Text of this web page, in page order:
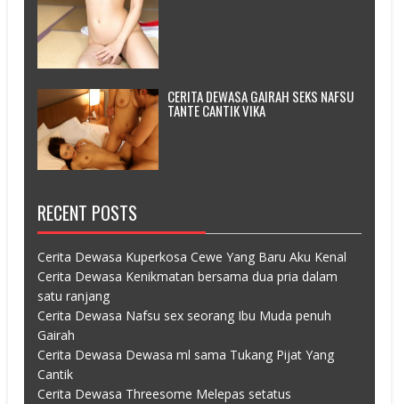
CERITA DEWASA GAIRAH SEKS NAFSU
TANTE CANTIK VIKA
RECENT POSTS
Cerita Dewasa Kuperkosa Cewe Yang Baru Aku Kenal
Cerita Dewasa Kenikmatan bersama dua pria dalam
satu ranjang
Cerita Dewasa Nafsu sex seorang Ibu Muda penuh
Gairah
Cerita Dewasa Dewasa ml sama Tukang Pijat Yang
Cantik
Cerita Dewasa Threesome Melepas setatus